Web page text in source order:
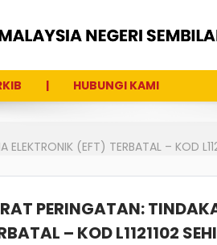
HUBUNGI KAMI
(EFT) TERBATAL – KOD
PERINGATAN:
– KOD L1121102